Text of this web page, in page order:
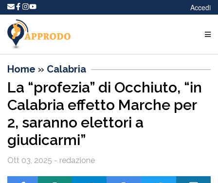
Accedi
Home » Calabria
La “profezia” di Occhiuto, “in
Calabria effetto Marche per
2, saranno elettori a
giudicarmi”
Ott 03, 2025 - redazione